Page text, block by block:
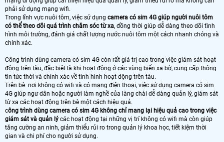
phải sử dụng mạng wifi.
Trong lĩnh vực nuôi tôm, việc sử dụng camera có sim 4G giúp người nuôi tôm
có thể theo dõi quá trình chăm sóc từ xa, đồng thời giúp dễ dàng theo dõi tình
hình môi trường, đánh giá chất lượng nước nuôi tôm một cách nhanh chóng và
chính xác.
Công trình dùng camera có sim 4G còn rất giá trị cao trong việc giám sát hoạt
động trên tàu, đặc biệt là khi hoạt động ở các vùng biển xa bờ, cung cấp thông
tin tức thời và chính xác về tình hình hoạt động trên tàu.
Trên bè nơi không có wifi và có mạng điện thoại, việc sử dụng camera có sim
4G giúp ngư dân hoặc người làm nghề của làng chài dễ dàng quản lý, giám sát
từ xa các hoạt động trên bè một cách hiệu quả.
công trình dùng camera có sim 4G không chỉ mang lại hiệu quả cao trong việc
giám sát và quản lý các hoạt động tại những vị trí không có wifi mà còn giúp
tăng cường an ninh, giảm thiểu rủi ro trong quản lý khoa học, tiết kiệm thời
gian và chi phí cho người sử dụng.